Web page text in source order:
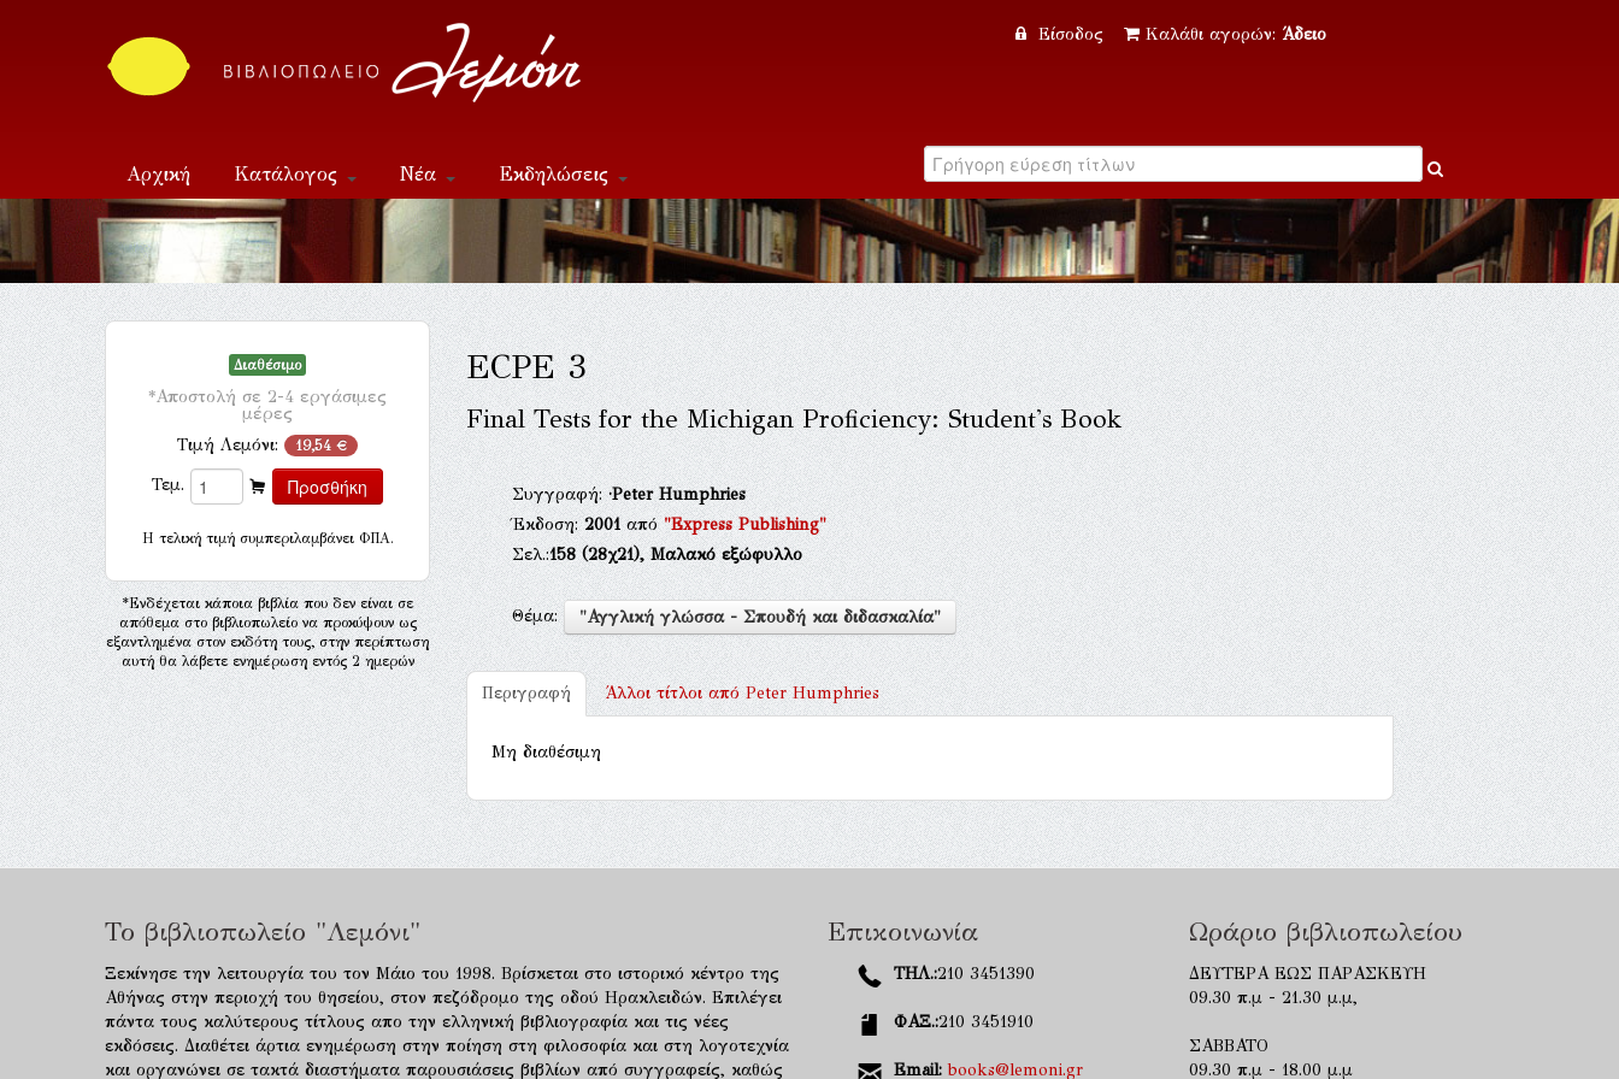
Είσοδος Καλάθι αγορών: Άδειο
Αρχική Κατάλογος Νέα Εκδηλώσεις
Επικοινωνία
Διαθέσιμο
*Αποστολή σε 2-4 εργάσιμες
μέρες
Τιμή Λεμόνι: 19,54 €
Τεμ.
H τελική τιμή συμπεριλαμβάνει ΦΠΑ.
*Ενδέχεται κάποια βιβλία που δεν είναι σε
απόθεμα στο βιβλιοπωλείο να προκύψουν ως
εξαντλημένα στον εκδότη τους, στην περίπτωση
αυτή θα λάβετε ενημέρωση εντός 2 ημερών
ECPE 3
Final Tests for the Michigan Proficiency: Student's Book
Συγγραφή:·Peter Humphries
Έκδοση:2001από "Express Publishing"
Σελ.:158(28χ21), Μαλακό εξώφυλλο
Θέμα: "Αγγλική γλώσσα - Σπουδή και διδασκαλία"
Περιγραφή Άλλοι τίτλοι απόPeter Humphries
Μη διαθέσιμη
Το βιβλιοπωλείο "Λεμόνι"
Ξεκίνησε την λειτουργία του τον Μάιο του 1998. Βρίσκεται στο ιστορικό κέντρο της
Αθήνας στην περιοχή του θησείου, στον πεζόδρομο της οδού Ηρακλειδών. Επιλέγει
πάντα τους καλύτερους τίτλους απο την ελληνική βιβλιογραφία και τις νέες
εκδόσεις. Διαθέτει άρτια ενημέρωση στην ποίηση στη φιλοσοφία και στη λογοτεχνία
και οργανώνει σε τακτά διαστήματα παρουσιάσεις βιβλίων από συγγραφείς, καθώς
Επικοινωνία
ΤΗΛ.:210 3451390
ΦΑΞ.:210 3451910
Email: books@lemoni.gr
Ωράριο βιβλιοπωλείου
ΔΕΥΤΕΡΑ ΕΩΣ ΠΑΡΑΣΚΕΥΗ
09.30 π.μ - 21.30 μ.μ,
ΣΑΒΒΑΤΟ
09.30 π.μ - 18.00 μ.μ